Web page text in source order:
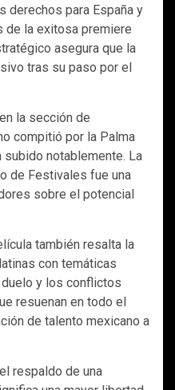
derechos para España y
de la exitosa premiere
asegura que la
tras su paso por el
la sección de
compitió por la Palma
subido notablemente. La
de Festivales fue una
sobre el potencial
también resalta la
con temáticas
y los conflictos
resuenan en todo el
de talento mexicano a
respaldo de una